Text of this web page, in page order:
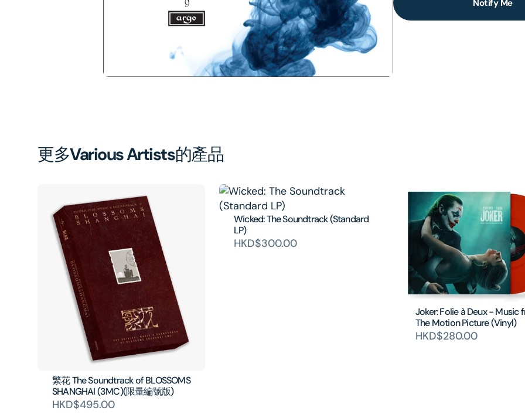
Notify Me
in
gallery
view
更多Various Artists的產品
繁花 The Soundtrack of BLOSSOMS
SHANGHAI (3MC)(限量編號版)
HKD$495.00
Wicked: The Soundtrack (Standard
LP)
HKD$300.00
Joker: Folie à Deux - Music
The Motion Picture (Vinyl)
HKD$280.00